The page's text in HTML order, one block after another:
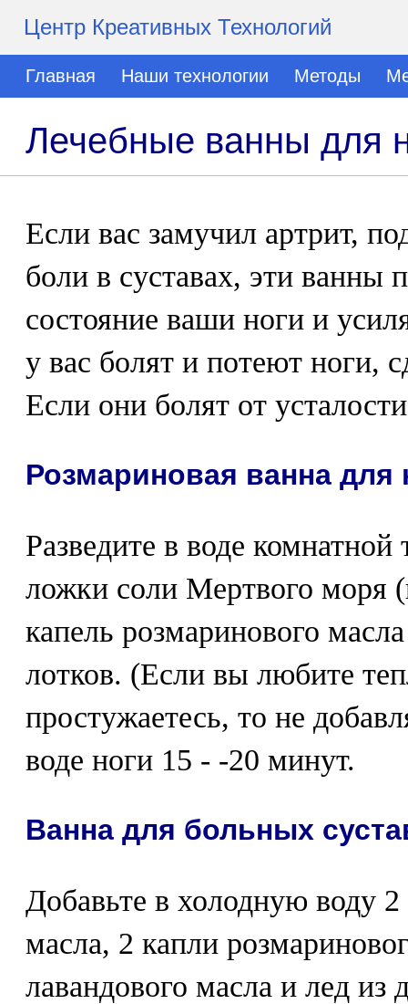
Центр Креативных Технологий
Главная Наши технологии Методы
Лечебные ванны для
Если вас замучил артрит,
боли в суставах, эти ванны
состояние ваши ноги и
у вас болят и потеют ноги,
Если они болят от
Розмариновая ванна для
Разведите в воде
ложки соли Мертвого моря
капель розмаринового
лотков. (Если вы любите
простужаетесь, то не
воде ноги 15 - -20 минут.
Ванна для больных
Добавьте в холодную воду 2
масла, 2 капли
лавандового масла и лед из